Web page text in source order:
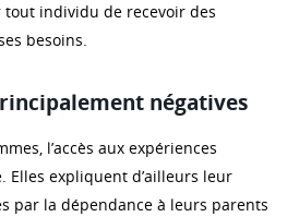
individu de recevoir des
besoins.
négatives
l’accès aux expériences
Elles expliquent d’ailleurs leur
par la dépendance à leurs parents